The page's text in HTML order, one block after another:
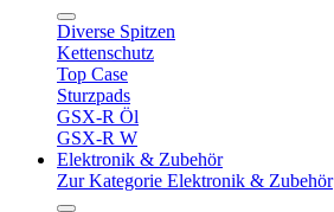
Diverse Spitzen
Kettenschutz
Top Case
Sturzpads
GSX-R Öl
GSX-R W
Elektronik & Zubehör
Zur Kategorie Elektronik & Zubehör